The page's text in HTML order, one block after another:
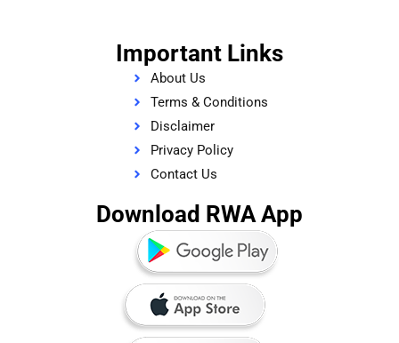
Important Links
About Us
Terms & Conditions
Disclaimer
Privacy Policy
Contact Us
Download RWA App